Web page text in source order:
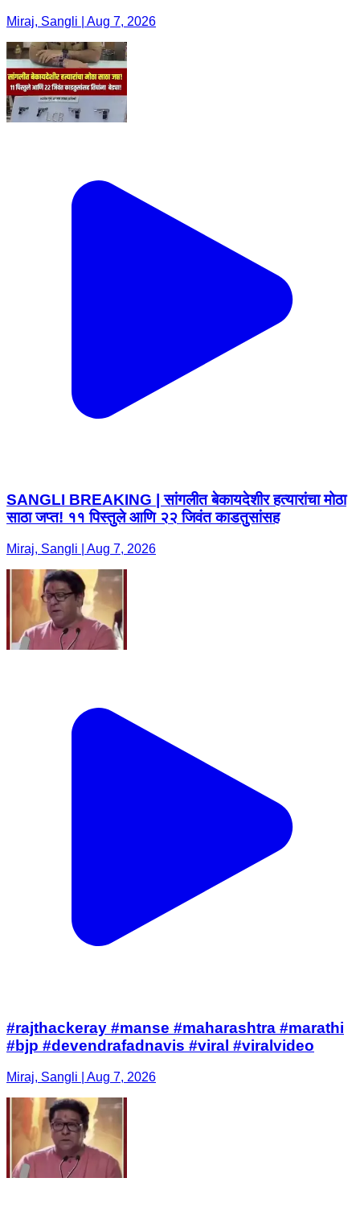
Miraj, Sangli | Aug 7, 2026
SANGLI BREAKING | सांगलीत बेकायदेशीर हत्यारांचा मोठा
साठा जप्त! ११ पिस्तुले आणि २२ जिवंत काडतुसांसह
Miraj, Sangli | Aug 7, 2026
#rajthackeray #manse #maharashtra #marathi
#bjp #devendrafadnavis #viral #viralvideo
Miraj, Sangli | Aug 7, 2026